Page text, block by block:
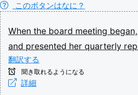
このボタンはなに？
When the board meeting began,
and presented her quarterly
翻訳する
聞き取れるようになる
詳細